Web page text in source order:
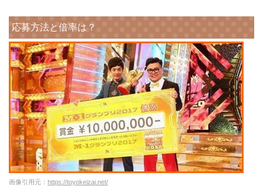
応募方法と倍率は？
画像引用元： https://toyokeizai.net/